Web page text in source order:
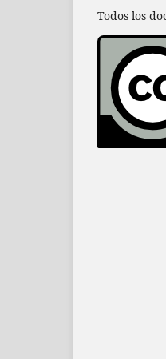
Todos los